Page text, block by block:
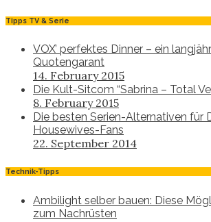
Tipps TV & Serie
VOX’ perfektes Dinner – ein
Quotengarant
14. February 2015
Die Kult-Sitcom “Sabrina – Total
8. February 2015
Die besten Serien-Alternativen für
Housewives-Fans
22. September 2014
Technik-Tipps
Ambilight selber bauen: Diese
zum Nachrüsten